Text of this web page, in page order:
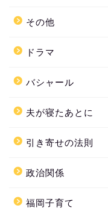
その他
ドラマ
バシャール
夫が寝たあとに
引き寄せの法則
政治関係
福岡子育て